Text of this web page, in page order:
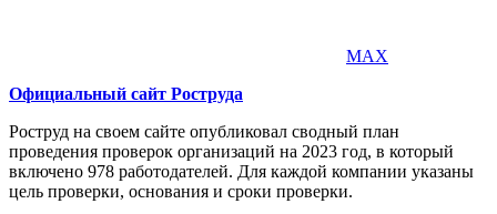
MAX
Официальный сайт Роструда
Роструд на своем сайте опубликовал сводный план
проведения проверок организаций на 2023 год, в который
включено 978 работодателей. Для каждой компании указаны
цель проверки, основания и сроки проверки.